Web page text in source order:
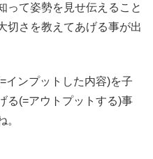
って姿勢を見せ伝えること
切さを教えてあげる事が出
インプットした内容)を子
る(=アウトプットする)事
。